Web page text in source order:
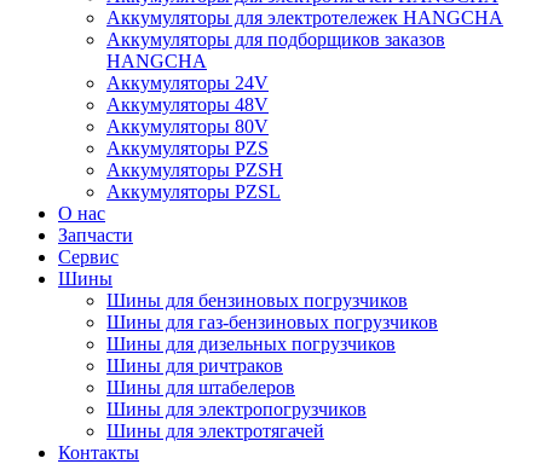
Аккумуляторы для электротележек HANGCHA
Аккумуляторы для подборщиков заказов
HANGCHA
Аккумуляторы 24V
Аккумуляторы 48V
Аккумуляторы 80V
Аккумуляторы PZS
Аккумуляторы PZSH
Аккумуляторы PZSL
О нас
Запчасти
Сервис
Шины
Шины для бензиновых погрузчиков
Шины для газ-бензиновых погрузчиков
Шины для дизельных погрузчиков
Шины для ричтраков
Шины для штабелеров
Шины для электропогрузчиков
Шины для электротягачей
Контакты